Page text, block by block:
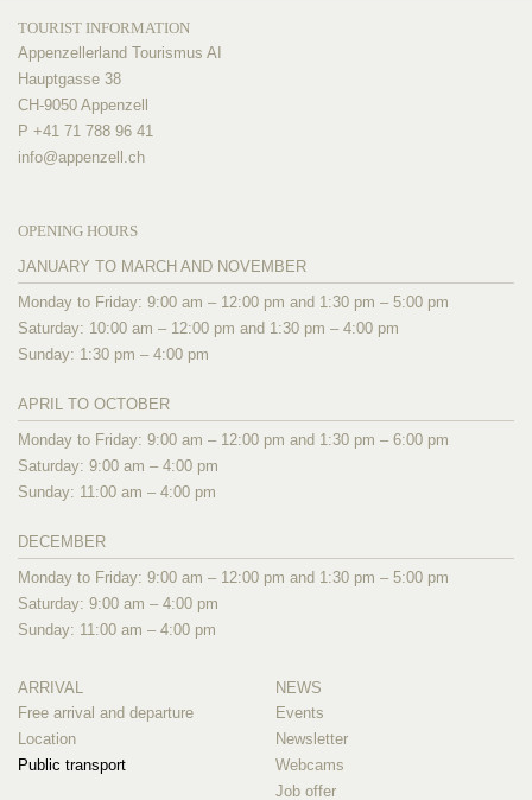
TOURIST INFORMATION
Appenzellerland Tourismus AI
Hauptgasse 38
CH-9050 Appenzell
P +41 71 788 96 41
info@appenzell.ch
OPENING HOURS
JANUARY TO MARCH AND NOVEMBER
Monday to Friday: 9:00 am – 12:00 pm and 1:30 pm – 5:00 pm
Saturday: 10:00 am – 12:00 pm and 1:30 pm – 4:00 pm
Sunday: 1:30 pm – 4:00 pm
APRIL TO OCTOBER
Monday to Friday: 9:00 am – 12:00 pm and 1:30 pm – 6:00 pm
Saturday: 9:00 am – 4:00 pm
Sunday: 11:00 am – 4:00 pm
DECEMBER
Monday to Friday: 9:00 am – 12:00 pm and 1:30 pm – 5:00 pm
Saturday: 9:00 am – 4:00 pm
Sunday: 11:00 am – 4:00 pm
ARRIVAL
Free arrival and departure
Location
Public transport
NEWS
Events
Newsletter
Webcams
Job offer